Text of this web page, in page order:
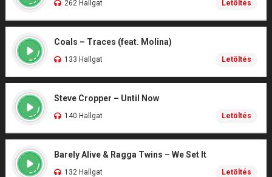
262 Hallgat Letöltés
Coals – Traces (feat. Molina)
133 Hallgat Letöltés
Steve Cropper – Until Now
140 Hallgat Letöltés
Barely Alive & Ragga Twins – We Set It
132 Hallgat Letöltés